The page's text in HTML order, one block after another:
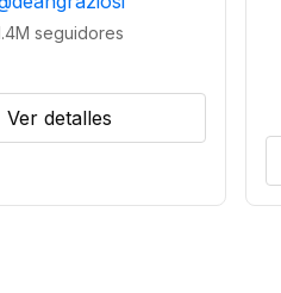
seguidores
Ver detalles